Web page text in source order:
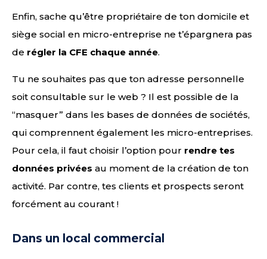
Enfin, sache qu’être propriétaire de ton domicile et
siège social en micro-entreprise ne t’épargnera pas
de régler la CFE chaque année.
Tu ne souhaites pas que ton adresse personnelle
soit consultable sur le web ? Il est possible de la
“masquer” dans les bases de données de sociétés,
qui comprennent également les micro-entreprises.
Pour cela, il faut choisir l’option pour rendre tes
données privées au moment de la création de ton
activité. Par contre, tes clients et prospects seront
forcément au courant !
Dans un local commercial